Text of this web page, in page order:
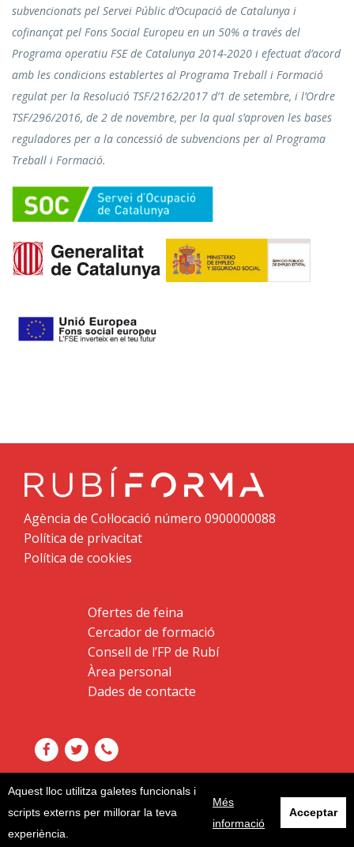
Aquest lloc utilitza galetes funcionals i
scripts externs per millorar la teva
experiència.
Més
informació
Acceptar
subvencionats pel Servei Públic d’Ocupació de Catalunya i
cofinançat pel Fons Social Europeu en un 50% a través del
Programa operatiu FSE de Catalunya 2014-2020 i efectuat d’acord
amb les condicions establertes al Programa Treball i Formació
regulat per la Resolució TSF/2162/2017 d’1 de setembre, i l’Ordre
TSF/296/2016, de 2 de novembre, per la qual s’aproven les bases
reguladores per a la concessió de subvencions per al Programa
Treball i Formació.
Agència de Col·locació número 0900000088
Política de privacitat
Política de cookies
Ofertes de feina
Cercador de formació
Consell de l’FP de Rubí
Àrea personal
Dades de contacte